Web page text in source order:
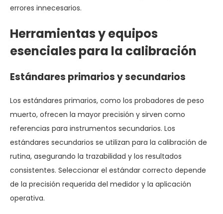
errores innecesarios.
Herramientas y equipos
esenciales para la calibración
Estándares primarios y secundarios
Los estándares primarios, como los probadores de peso
muerto, ofrecen la mayor precisión y sirven como
referencias para instrumentos secundarios. Los
estándares secundarios se utilizan para la calibración de
rutina, asegurando la trazabilidad y los resultados
consistentes. Seleccionar el estándar correcto depende
de la precisión requerida del medidor y la aplicación
operativa.